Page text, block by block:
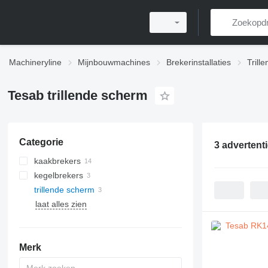
Machineryline Mijnbouwmachines Brekerinstallaties
Tesab trillende scherm
Categorie
kaakbrekers
kegelbrekers
trillende scherm
horizontale slagbrekers
laat alles zien
Merk
3